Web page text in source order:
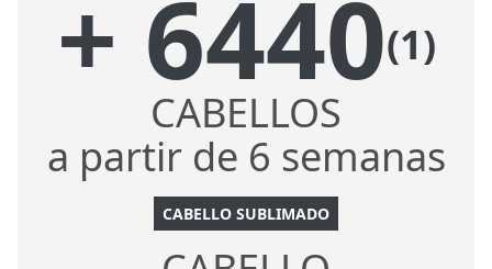
+ 6440(1)
CABELLOS
a partir de 6 semanas
CABELLO SUBLIMADO